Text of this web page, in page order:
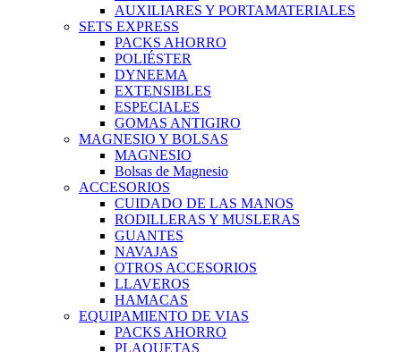
AUXILIARES Y PORTAMATERIALES
SETS EXPRESS
PACKS AHORRO
POLIÉSTER
DYNEEMA
EXTENSIBLES
ESPECIALES
GOMAS ANTIGIRO
MAGNESIO Y BOLSAS
MAGNESIO
Bolsas de Magnesio
ACCESORIOS
CUIDADO DE LAS MANOS
RODILLERAS Y MUSLERAS
GUANTES
NAVAJAS
OTROS ACCESORIOS
LLAVEROS
HAMACAS
EQUIPAMIENTO DE VIAS
PACKS AHORRO
PLAQUETAS